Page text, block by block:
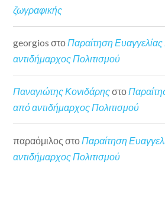
ζωγραφικής
georgios στοΠαραίτηση
αντιδήμαρχος Πολιτισμού
Παναγιώτης Κονιδάρηςστο
από αντιδήμαρχος Πολιτισμού
παραόμιλος στο Παραίτηση
αντιδήμαρχος Πολιτισμού